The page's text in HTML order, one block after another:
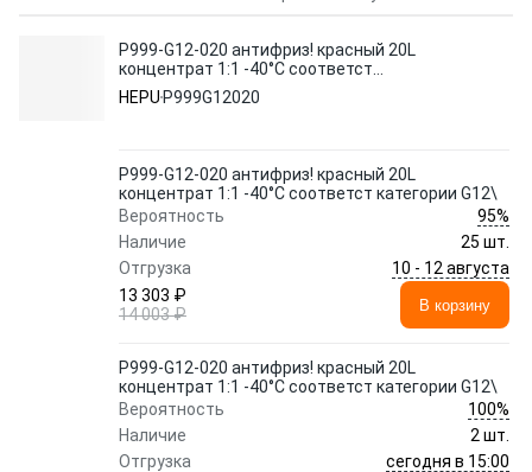
P999-G12-020 антифриз! красный 20L
концентрат 1:1 -40°C соответст
категории G12\
HEPU P999G12020
P999-G12-020 антифриз! красный 20L
концентрат 1:1 -40°C соответст категории G12\
Вероятность
95%
Наличие
25 шт.
Отгрузка
10 - 12 августа
13 303 ₽
14 003 ₽
В корзину
P999-G12-020 антифриз! красный 20L
концентрат 1:1 -40°C соответст категории G12\
Вероятность
100%
Наличие
2 шт.
Отгрузка
сегодня в 15:00